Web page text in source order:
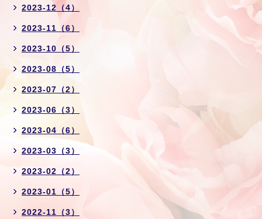
2023-12（4）
2023-11（6）
2023-10（5）
2023-08（5）
2023-07（2）
2023-06（3）
2023-04（6）
2023-03（3）
2023-02（2）
2023-01（5）
2022-11（3）